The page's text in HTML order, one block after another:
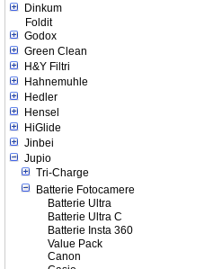
Dinkum
Foldit
Godox
Green Clean
H&Y Filtri
Hahnemuhle
Hedler
Hensel
HiGlide
Jinbei
Jupio
Tri-Charge
Batterie Fotocamere
Batterie Ultra
Batterie Ultra C
Batterie Insta 360
Value Pack
Canon